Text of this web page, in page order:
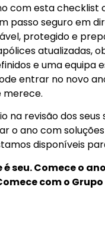
com esta checklist
passo seguro em
protegido e
atualizadas,
e uma equipa
entrar no novo
merece.
na revisão dos seus
o ano com
disponíveis
seu. Comece o
com o Grupo